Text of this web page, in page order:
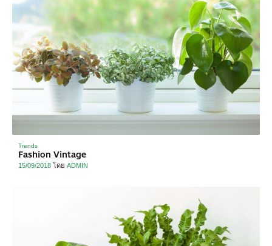
Trends
Fashion Vintage
15/09/2018 โดย ADMIN